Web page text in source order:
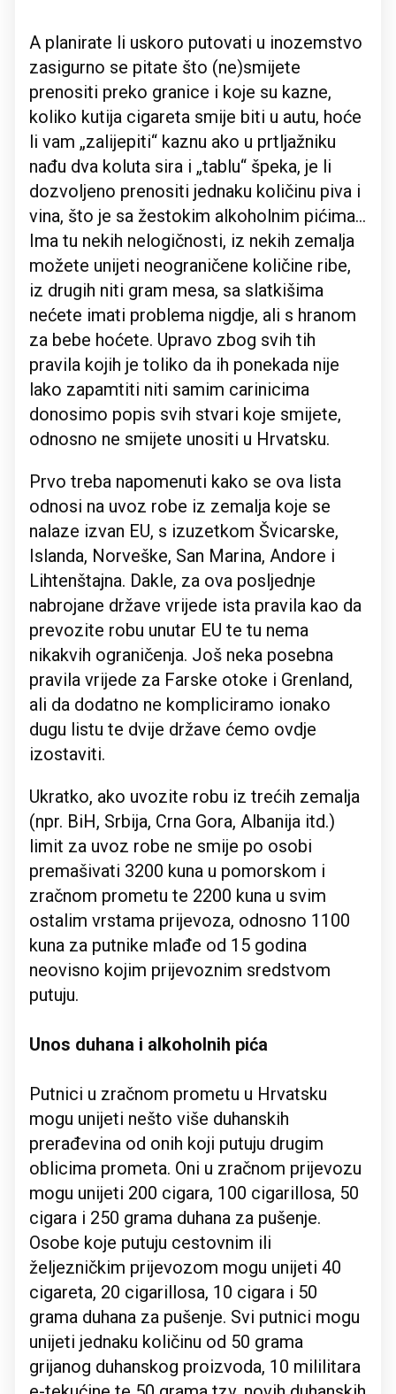
A planirate li uskoro putovati u inozemstvo
zasigurno se pitate što (ne)smijete
prenositi preko granice i koje su kazne,
koliko kutija cigareta smije biti u autu, hoće
li vam „zalijepiti“ kaznu ako u prtljažniku
nađu dva koluta sira i „tablu“ špeka, je li
dozvoljeno prenositi jednaku količinu piva i
vina, što je sa žestokim alkoholnim pićima...
Ima tu nekih nelogičnosti, iz nekih zemalja
možete unijeti neograničene količine ribe,
iz drugih niti gram mesa, sa slatkišima
nećete imati problema nigdje, ali s hranom
za bebe hoćete. Upravo zbog svih tih
pravila kojih je toliko da ih ponekada nije
lako zapamtiti niti samim carinicima
donosimo popis svih stvari koje smijete,
odnosno ne smijete unositi u Hrvatsku.
Prvo treba napomenuti kako se ova lista
odnosi na uvoz robe iz zemalja koje se
nalaze izvan EU, s izuzetkom Švicarske,
Islanda, Norveške, San Marina, Andore i
Lihtenštajna. Dakle, za ova posljednje
nabrojane države vrijede ista pravila kao da
prevozite robu unutar EU te tu nema
nikakvih ograničenja. Još neka posebna
pravila vrijede za Farske otoke i Grenland,
ali da dodatno ne kompliciramo ionako
dugu listu te dvije države ćemo ovdje
izostaviti.
Ukratko, ako uvozite robu iz trećih zemalja
(npr. BiH, Srbija, Crna Gora, Albanija itd.)
limit za uvoz robe ne smije po osobi
premašivati 3200 kuna u pomorskom i
zračnom prometu te 2200 kuna u svim
ostalim vrstama prijevoza, odnosno 1100
kuna za putnike mlađe od 15 godina
neovisno kojim prijevoznim sredstvom
putuju.
Unos duhana i alkoholnih pića
Putnici u zračnom prometu u Hrvatsku
mogu unijeti nešto više duhanskih
prerađevina od onih koji putuju drugim
oblicima prometa. Oni u zračnom prijevozu
mogu unijeti 200 cigara, 100 cigarillosa, 50
cigara i 250 grama duhana za pušenje.
Osobe koje putuju cestovnim ili
željezničkim prijevozom mogu unijeti 40
cigareta, 20 cigarillosa, 10 cigara i 50
grama duhana za pušenje. Svi putnici mogu
unijeti jednaku količinu od 50 grama
grijanog duhanskog proizvoda, 10 mililitara